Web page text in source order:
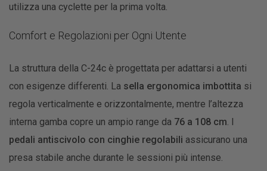
utilizza una cyclette per la prima volta.
Comfort e Regolazioni per Ogni Utente
La struttura della C-24c è progettata per adattarsi a utenti
con esigenze differenti. La sella ergonomica imbottita si
regola verticalmente e orizzontalmente, mentre l’altezza
interna gamba copre un ampio range da 76 a 108 cm . I
pedali antiscivolo con cinghie regolabili assicurano una
presa stabile anche durante le sessioni più intense.